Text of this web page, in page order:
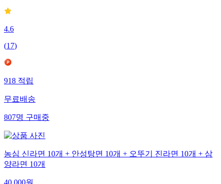
4.6
(17)
918적립
무료배송
807명구매중
농심 신라면 10개 + 안성탕면 10개 + 오뚜기 진라면 10개 + 삼
양라면 10개